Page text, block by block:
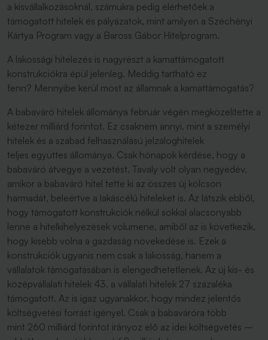
a kisvállalkozásoknál, számukra pedig elérhetőek a
támogatott hitelek és pályázatok, mint amilyen a Széchényi
Kártya Program vagy a Baross Gábor Hitelprogram.
A lakossági hitelezés is nagyrészt a kamattámogatott
konstrukciókra épül jelenleg. Meddig tartható ez
fenn? Mennyibe kerül most az államnak a kamattámogatás?
A babaváró hitelek állománya február végén megközelítette a
kétezer milliárd forintot. Ez csaknem annyi, mint a személyi
hitelek és a szabad felhasználású jelzáloghitelek
teljes együttes állománya. Csak hónapok kérdése, hogy a
babaváró átvegye a vezetést. Tavaly volt olyan negyedév,
amikor a babaváró hitel tette ki az összes új kölcsön
harmadát, beleértve a lakáscélú hiteleket is. Az látszik ebből,
hogy támogatott konstrukciók nélkül sokkal alacsonyabb
lenne a hitelkihelyezések volumene, amiből az is következik,
hogy kisebb volna a gazdaság növekedése is. Ezek a
konstrukciók ugyanis nem csak a lakosság, hanem a
vállalatok támogatásában is elengedhetetlenek. Az új kis- és
középvállalati hitelek 43, a vállalati hitelek 27 százaléka
támogatott. Az is igaz ugyanakkor, hogy mindez jelentős
költségvetési forrást igényel. Csak a babaváróra több
mint 260 milliárd forintot irányoz elő az idei költségvetés –